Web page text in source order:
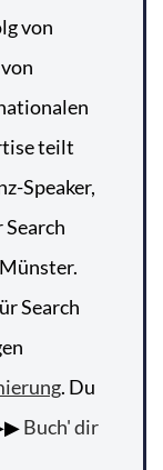
von
teilt
Speaker,
Search
. Du
Buch' dir